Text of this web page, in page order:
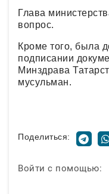
Глава
вопрос.
Кроме того, была
подписании
Минздрава
мусульман.
Поделиться:
Войти с помощью: